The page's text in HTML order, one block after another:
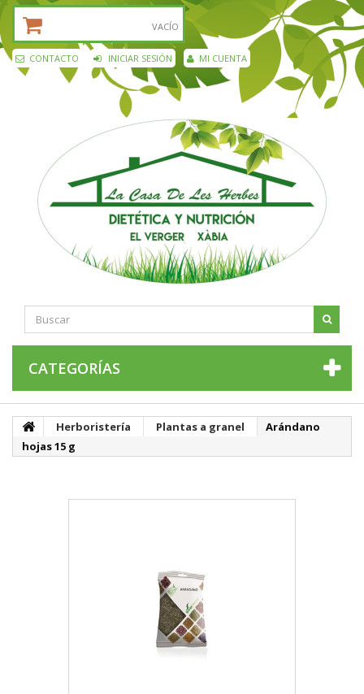
VACÍO
CONTACTO INICIAR SESIÓN MI CUENTA
CATEGORÍAS
Herboristería Plantas a granel
Arándano
hojas 15 g